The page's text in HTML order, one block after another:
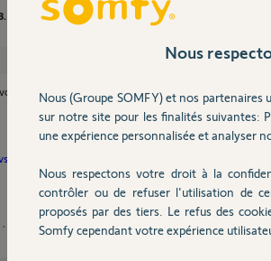
il y a environ 3 ans
ai dit que les moteurs de fenêtres de toit ksx100k pas
il y a environ 3 ans
Nous
Nous (Groupe SOMFY) et nos partenaires
sur notre site pour les finalités suivantes:
une expérience personnalisée et analyser
Nous respectons votre droit à la
contrôler ou de refuser l'utilisation de
proposés par des tiers. Le refus des
Somfy cependant votre expérience